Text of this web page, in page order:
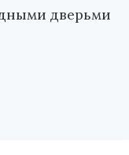
дверьми